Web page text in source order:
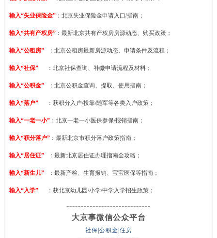
输入“失业保险金” ：北京失业保险金申请入口/指南；
输入“共有产权房” ：最新北京共有产权房房源动态、购买政策；
输入“公租房” ：北京公租房最新房源动态、申请条件及流程；
输入“社保” ：北京社保查询、补缴申请流程及材料；
输入“公积金” ：北京公积金查询、提取、使用指南；
输入“落户” ：获积分入户/投靠/随军等各类入户政策；
输入“一老一小” ：北京一老一小医保参保/报销指南；
输入“积分落户” ：最新北京市积分落户政策指南；
输入“居住证” ：最新北京居住证办理指南全攻略；
输入“新生儿” ：最新产检、生育报销、宝宝医保等指南；
输入“入学” ：获北京幼儿园/小学/中学入学招生政策；
-----------------------------
大京事微信公众平台
社保|公积金|住房